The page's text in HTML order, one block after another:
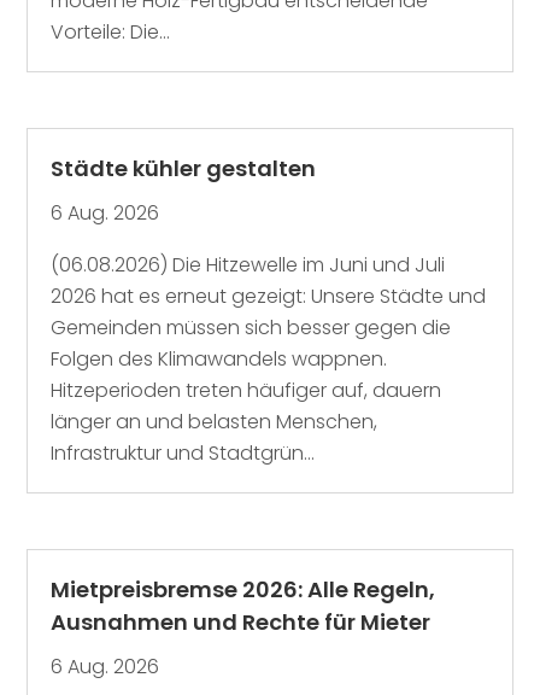
Vorteile: Die...
Städte kühler gestalten
6 Aug. 2026
(06.08.2026) Die Hitzewelle im Juni und Juli
2026 hat es erneut gezeigt: Unsere Städte und
Gemeinden müssen sich besser gegen die
Folgen des Klimawandels wappnen.
Hitzeperioden treten häufiger auf, dauern
länger an und belasten Menschen,
Infrastruktur und Stadtgrün...
Mietpreisbremse 2026: Alle Regeln,
Ausnahmen und Rechte für Mieter
6 Aug. 2026